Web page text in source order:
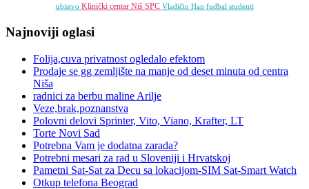
ubistvo Klinički centar Niš SPC Vladičin Han fudbal studenti
Najnoviji oglasi
Folija,cuva privatnost ogledalo efektom
Prodaje se gg zemljište na manje od deset minuta od centra
Niša
radnici za berbu maline Arilje
Veze,brak,poznanstva
Polovni delovi Sprinter, Vito, Viano, Krafter, LT
Torte Novi Sad
Potrebna Vam je dodatna zarada?
Potrebni mesari za rad u Sloveniji i Hrvatskoj
Pametni Sat-Sat za Decu sa lokacijom-SIM Sat-Smart Watch
Otkup telefona Beograd